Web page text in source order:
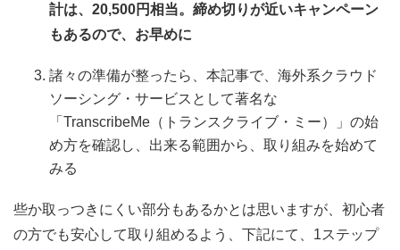
計は、20,500円相当。締め切りが近いキャンペーン
もあるので、お早めに
諸々の準備が整ったら、本記事で、海外系クラウド
ソーシング・サービスとして著名な
「TranscribeMe（トランスクライブ・ミー）」の始
め方を確認し、出来る範囲から、取り組みを始めて
みる
些か取っつきにくい部分もあるかとは思いますが、初心者
の方でも安心して取り組めるよう、下記にて、1ステップ